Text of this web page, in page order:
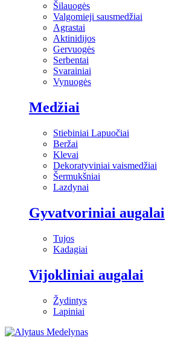
Šilauogės
Valgomieji sausmedžiai
Agrastai
Aktinidijos
Gervuogės
Serbentai
Svarainiai
Vynuogės
Medžiai
Stiebiniai Lapuočiai
Beržai
Klevai
Dekoratyviniai vaismedžiai
Šermukšniai
Lazdynai
Gyvatvoriniai augalai
Tujos
Kadagiai
Vijokliniai augalai
Žydintys
Lapiniai